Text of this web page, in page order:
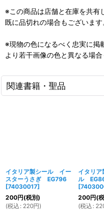
※この商品は店舗と在庫を共有
既に品切れの場合もございます
※現物の色になるべく忠実に掲
より若干画像の色と異なる場
関連書籍・聖品
イタリア製シール イー
スターうさぎ EG796
[74030017]
200円(税別)
(税込 : 220円)
イタリ
ル
[
200円(
(税込 :